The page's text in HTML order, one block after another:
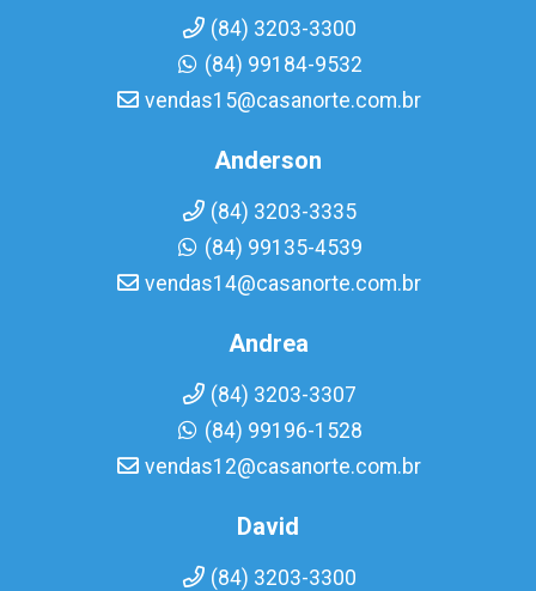
(84) 3203-3300
(84) 99184-9532
vendas15@casanorte.com.br
Anderson
(84) 3203-3335
(84) 99135-4539
vendas14@casanorte.com.br
Andrea
(84) 3203-3307
(84) 99196-1528
vendas12@casanorte.com.br
David
(84) 3203-3300